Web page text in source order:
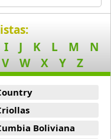
I J K L M
N
V W X Y Z
Boliviana